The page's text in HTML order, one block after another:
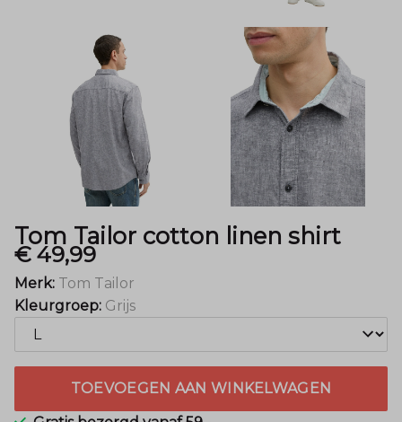
Menger
Mode
Tom Tailor cotton linen shirt
€ 49,99
Merk: Tom Tailor
Kleurgroep: Grijs
TOEVOEGEN AAN WINKELWAGEN